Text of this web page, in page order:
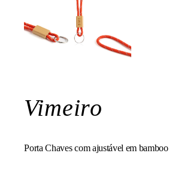
Vimeiro
Porta Chaves com ajustável em bamboo